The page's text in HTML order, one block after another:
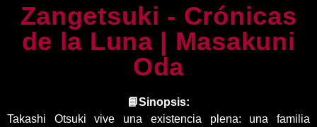
Zangetsuki - Crónicas
de la Luna | Masakuni
Oda
📘Sinopsis:
Takashi Otsuki vive una existencia plena: una familia